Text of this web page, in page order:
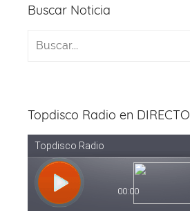
Buscar Noticia
Topdisco Radio en DIRECTO